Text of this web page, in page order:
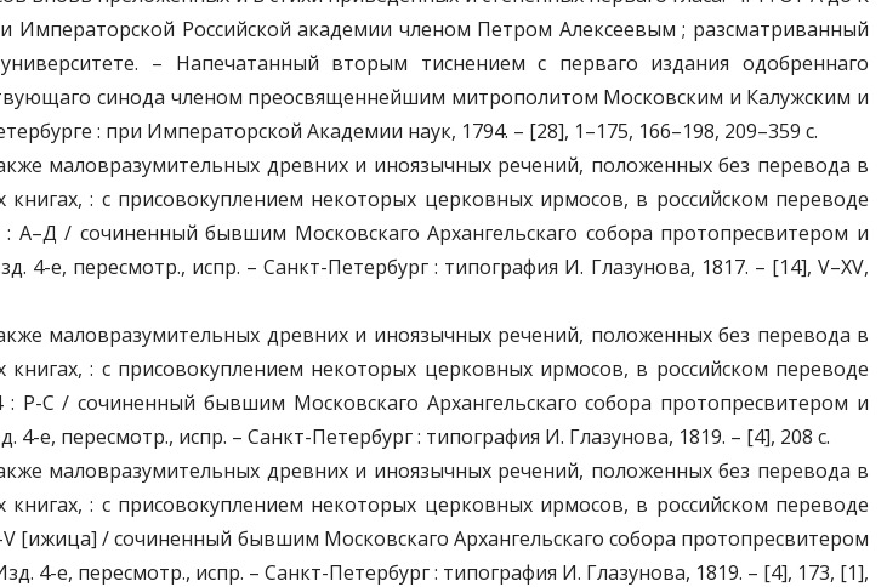
Императорской Российской академии членом Петром Алексеевым ; разсматриванный
– Напечатанный вторым тиснением с перваго издания одобреннаго
синода членом преосвященнейшим митрополитом Московским и Калужским и
: при Императорской Академии наук, 1794. – [28], 1–175, 166–198, 209–359 с.
маловразумительных древних и иноязычных речений, положенных без перевода в
: с присовокуплением некоторых церковных ирмосов, в российском переводе
А–Д / сочиненный бывшим Московскаго Архангельскаго собора протопресвитером и
е, пересмотр., испр. – Санкт-Петербург : типография И. Глазунова, 1817. – [14], V–XV,
маловразумительных древних и иноязычных речений, положенных без перевода в
: с присовокуплением некоторых церковных ирмосов, в российском переводе
Р-С / сочиненный бывшим Московскаго Архангельскаго собора протопресвитером и
пересмотр., испр. – Санкт-Петербург : типография И. Глазунова, 1819. – [4], 208 с.
маловразумительных древних и иноязычных речений, положенных без перевода в
: с присовокуплением некоторых церковных ирмосов, в российском переводе
[ижица] / сочиненный бывшим Московскаго Архангельскаго собора протопресвитером
е, пересмотр., испр. – Санкт-Петербург : типография И. Глазунова, 1819. – [4], 173, [1],